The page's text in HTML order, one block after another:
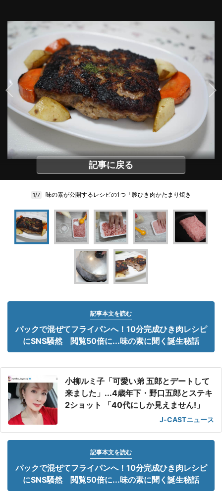
記事に戻る
1/7 味の素が公開するレシピの1つ「豚ひき肉かたまり焼き
記事本文を読む
パックで混ぜてフライパンへ！10分完成ひき肉レシピ
にSNS騒然 閲覧50倍に...味の素に聞く誕生秘話
小柳ルミ子「可愛い弟 五郎とデートして
来ました」...4歳年下・野口五郎とステキ
2ショット 「40代にしか見えません!」
J-CASTニュース
記事本文を読む
パックで混ぜてフライパンへ！10分完成ひき肉レシピ
にSNS騒然 閲覧50倍に...味の素に聞く誕生秘話